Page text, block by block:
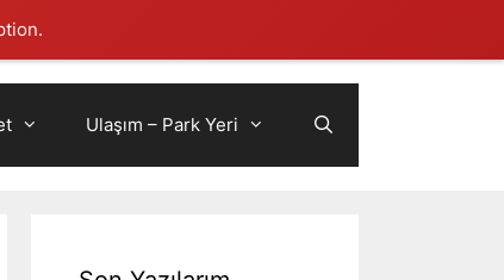
Ulaşım – Park Yeri